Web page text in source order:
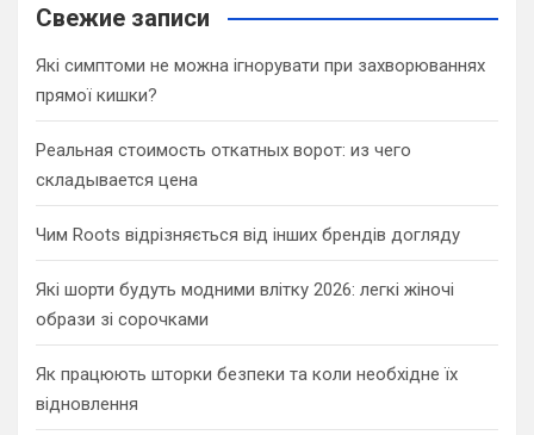
c
Свежие записи
Які симптоми не можна ігнорувати при захворюваннях
прямої кишки?
Реальная стоимость откатных ворот: из чего
складывается цена
Чим Roots відрізняється від інших брендів догляду
Які шорти будуть модними влітку 2026: легкі жіночі
образи зі сорочками
Як працюють шторки безпеки та коли необхідне їх
відновлення